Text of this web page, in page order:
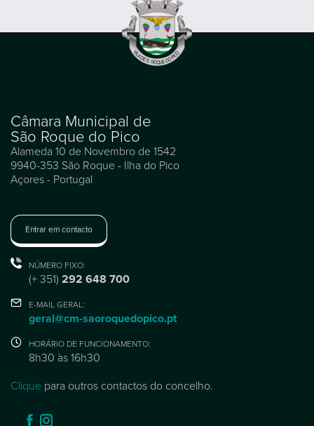
Câmara Municipal de
São Roque do Pico
Alameda 10 de Novembro de 1542
9940-353 São Roque - Ilha do Pico
Açores - Portugal
Entrar em contacto
NÚMERO FIXO:
(+ 351) 292 648 700
E-MAIL GERAL:
geral@cm-saoroquedopico.pt
HORÁRIO DE FUNCIONAMENTO:
8h30 às 16h30
Clique para outros contactos do concelho.